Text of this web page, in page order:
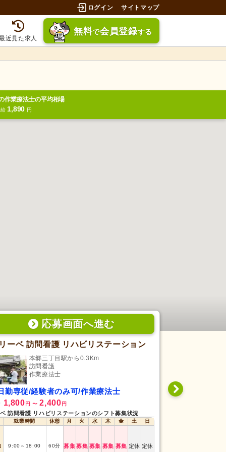
ログイン サイトマップ
近見た求人
無料で会員登録する
作業療法士の平均相場
1,890 円
応募画面へ進む
リーベ 訪問看護 リハビリステーション
本郷三丁目駅から0.3Km
訪問看護
作業療法士
勤専従/経験者のみ可/作業療法士
1,800 円 〜 2,400 円
ベ 訪問看護 リハビリステーションのシフト募集状況
就業時間 休憩 月 火 水 木 金 土 日
9:00 ～ 18:00 60分 募集募集 募集 募集 募集 定休 定休
シフト制/未